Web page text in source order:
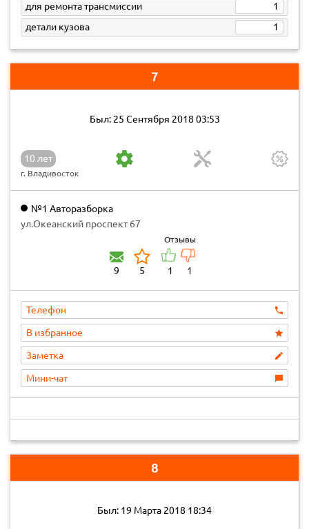
для ремонта трансмиссии
1
детали кузова
1
7
Был: 25 Сентября 2018 03:53
10 лет
г. Владивосток
№1 Авторазборка
ул.Океанский проспект 67
9 5
Отзывы
1 1
Телефон
В избранное
Заметка
Мини-чат
8
Был: 19 Марта 2018 18:34